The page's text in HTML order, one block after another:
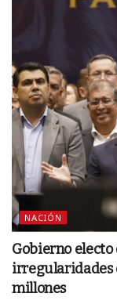
NACIÓN
Gobierno
irregularidades
millones